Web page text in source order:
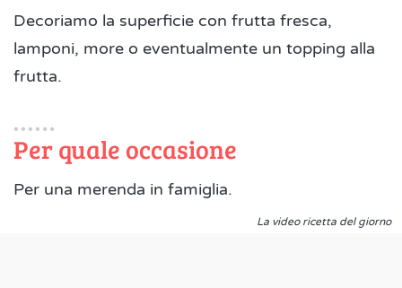
Decoriamo la superficie con frutta fresca,
lamponi, more o eventualmente un topping alla
frutta.
Per quale occasione
Per una merenda in famiglia.
La video ricetta del giorno